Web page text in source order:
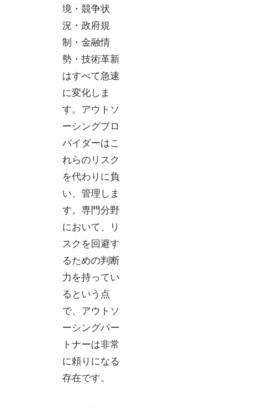
境・競争状
況・政府規
制・金融情
勢・技術革新
はすべて急速
に変化しま
す。アウトソ
ーシングプロ
バイダーはこ
れらのリスク
を代わりに負
い、管理しま
す。専門分野
において、リ
スクを回避す
るための判断
力を持ってい
るという点
で、アウトソ
ーシングパー
トナーは非常
に頼りになる
存在です。